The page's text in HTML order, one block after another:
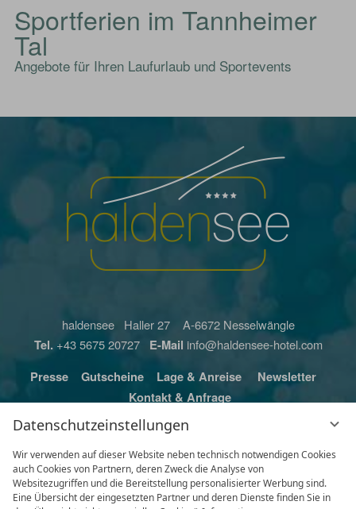
Datenschutzeinstellungen
Wir verwenden auf dieser Website neben technisch notwendigen Cookies
auch Cookies von Partnern, deren Zweck die Analyse von
Websitezugriffen und die Bereitstellung personalisierter Werbung sind.
Eine Übersicht der eingesetzten Partner und deren Dienste finden Sie in
Sportferien im Tannheimer
Tal
Angebote für Ihren Laufurlaub und Sportevents
haldensee Haller 27 A-6672 Nesselwängle
Tel. +43 5675 20727 E-Mail info@haldensee-hotel.com
Presse Gutscheine Lage & Anreise
Newsletter
Kontakt & Anfrage